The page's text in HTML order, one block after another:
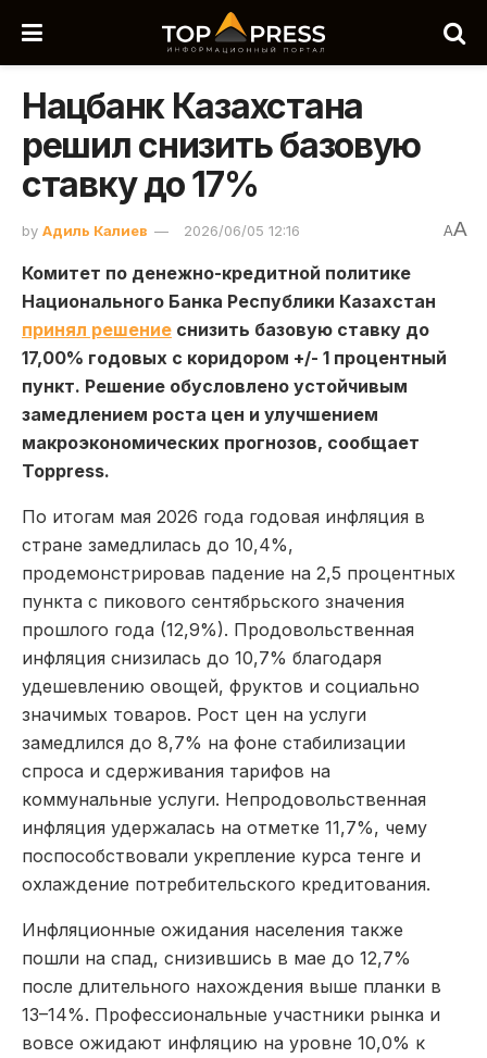
Нацбанк Казахстана
решил снизить базовую
ставку до 17%
by Адиль Калиев 2026/06/05 12:16 AA
Комитет по денежно-кредитной политике
Национального Банка Республики Казахстан
принял решение снизить базовую ставку до
17,00% годовых с коридором +/- 1 процентный
пункт. Решение обусловлено устойчивым
замедлением роста цен и улучшением
макроэкономических прогнозов, сообщает
Toppress.
По итогам мая 2026 года годовая инфляция в
стране замедлилась до 10,4%,
продемонстрировав падение на 2,5 процентных
пункта с пикового сентябрьского значения
прошлого года (12,9%). Продовольственная
инфляция снизилась до 10,7% благодаря
удешевлению овощей, фруктов и социально
значимых товаров. Рост цен на услуги
замедлился до 8,7% на фоне стабилизации
спроса и сдерживания тарифов на
коммунальные услуги. Непродовольственная
инфляция удержалась на отметке 11,7%, чему
поспособствовали укрепление курса тенге и
охлаждение потребительского кредитования.
Инфляционные ожидания населения также
пошли на спад, снизившись в мае до 12,7%
после длительного нахождения выше планки в
13–14%. Профессиональные участники рынка и
вовсе ожидают инфляцию на уровне 10,0% к